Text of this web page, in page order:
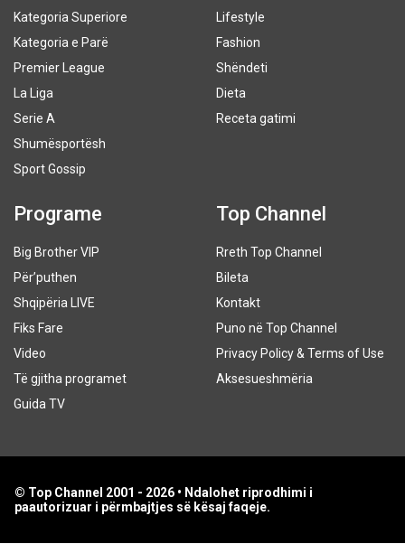
Kategoria Superiore
Kategoria e Parë
Premier League
La Liga
Serie A
Shumësportësh
Sport Gossip
Lifestyle
Fashion
Shëndeti
Dieta
Receta gatimi
Programe
Big Brother VIP
Për’puthen
Shqipëria LIVE
Fiks Fare
Video
Të gjitha programet
Guida TV
Top Channel
Rreth Top Channel
Bileta
Kontakt
Puno në Top Channel
Privacy Policy & Terms of Use
Aksesueshmëria
© Top Channel 2001 - 2026 • Ndalohet riprodhimi i
paautorizuar i përmbajtjes së kësaj faqeje.